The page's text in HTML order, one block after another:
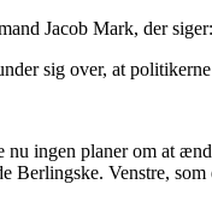
Jacob Mark, der siger:
sig over, at
nu ingen planer om at
Berlingske. Venstre,